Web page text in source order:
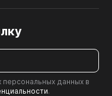
данных в
.